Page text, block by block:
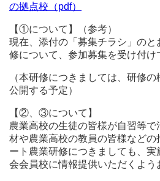
の拠点校（pdf）
【①について】（参考）
現在、添付の「募集チラシ」の
修について、参加募集を受け付け
（本研修につきましては、研修
公開する予定）
【②、③について】
農業高校の生徒の皆様が自習等
材や農業高校の教員の皆様など
ート農業研修につきましても、
会会員校に情報提供いただくよう